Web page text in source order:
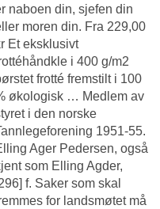
naboen din, sjefen din
moren din. Fra 229,00
Et eksklusivt
i 400 g/m2
frotté fremstilt i 100
økologisk … Medlem av
i den norske
1951-55.
Ager Pedersen, også
som Elling Agder,
f. Saker som skal
for landsmøtet må